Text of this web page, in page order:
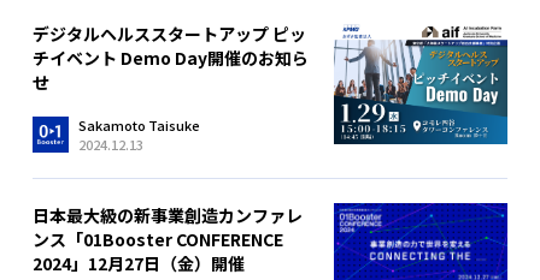
デジタルヘルススタートアップ ピッ
チイベント Demo Day開催のお知ら
せ
Sakamoto Taisuke
2024.12.13
日本最大級の新事業創造カンファレ
ンス「01Booster CONFERENCE
2024」12月27日（金）開催